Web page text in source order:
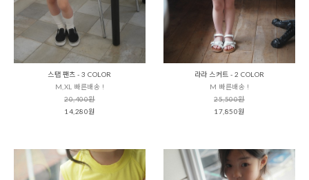
스탭 팬츠 - 3 COLOR
M,XL 빠른배송 !
20,400원
14,280원
라라 스커트 - 2 COLOR
M 빠른배송 !
25,500원
17,850원